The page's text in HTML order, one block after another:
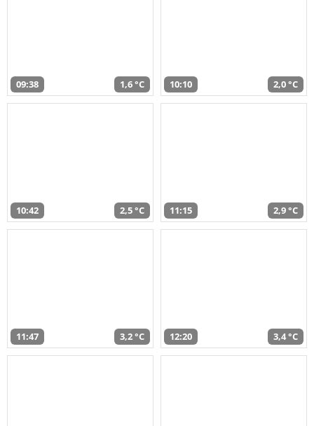
09:38 1,6 °C 10:10 2,0 °C
10:42 2,5 °C 11:15 2,9 °C
11:47 3,2 °C 12:20 3,4 °C